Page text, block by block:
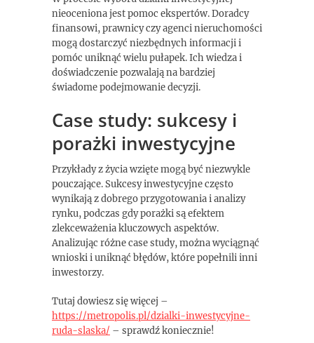
nieoceniona jest pomoc ekspertów. Doradcy
finansowi, prawnicy czy agenci nieruchomości
mogą dostarczyć niezbędnych informacji i
pomóc uniknąć wielu pułapek. Ich wiedza i
doświadczenie pozwalają na bardziej
świadome podejmowanie decyzji.
Case study: sukcesy i
porażki inwestycyjne
Przykłady z życia wzięte mogą być niezwykle
pouczające. Sukcesy inwestycyjne często
wynikają z dobrego przygotowania i analizy
rynku, podczas gdy porażki są efektem
zlekceważenia kluczowych aspektów.
Analizując różne case study, można wyciągnąć
wnioski i uniknąć błędów, które popełnili inni
inwestorzy.
Tutaj dowiesz się więcej –
https://metropolis.pl/dzialki-inwestycyjne-
ruda-slaska/ – sprawdź koniecznie!